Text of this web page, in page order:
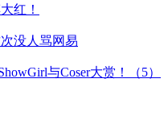
红！
没人骂网易
与Coser大赏！（5）